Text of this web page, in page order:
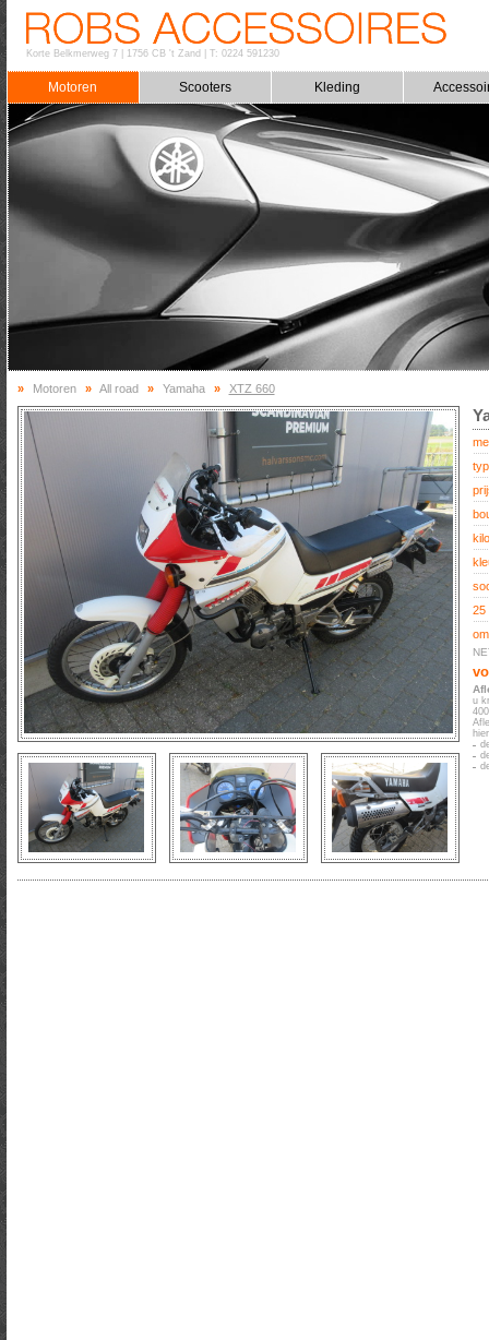
Korte Belkmerweg 7| 1756 CB 't Zand T: 0224 591230
Motoren Scooters Kleding
» Motoren » All road » Yamaha » XTZ 660
25
u